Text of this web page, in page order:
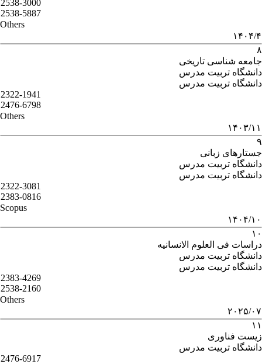
2538-3000
2538-5887
Others
۱۴۰۴/۴
۸
جامعه شناسی تاریخی
دانشگاه تربیت مدرس
دانشگاه تربیت مدرس
2322-1941
2476-6798
Others
۱۴۰۳/۱۱
۹
جستارهای زبانی
دانشگاه تربیت مدرس
دانشگاه تربیت مدرس
2322-3081
2383-0816
Scopus
۱۴۰۴/۱۰
۱۰
دراسات فی العلوم الانسانیه
دانشگاه تربیت مدرس
دانشگاه تربیت مدرس
2383-4269
2538-2160
Others
۲۰۲۵/۰۷
۱۱
زیست فناوری
دانشگاه تربیت مدرس
2476-6917